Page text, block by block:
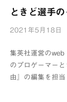
辺
作
所
ときど選手
2021年5月18日
集英社運営のweb
のプロゲーマー
由』の編集を担当